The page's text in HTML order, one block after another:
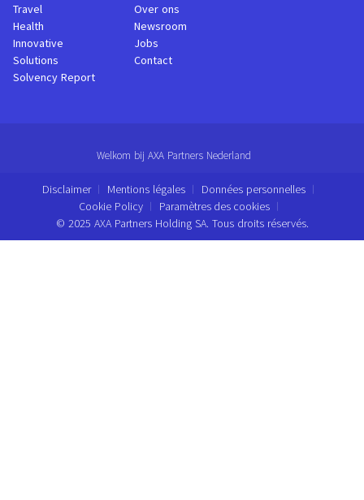
Travel
Health
Innovative
Solutions
Solvency Report
Over ons
Newsroom
Jobs
Contact
Welkom bij AXA Partners Nederland
Disclaimer Mentions légales
Données personnelles
Cookie Policy
Paramètres des cookies
© 2025 AXA Partners Holding SA. Tous droits réservés.